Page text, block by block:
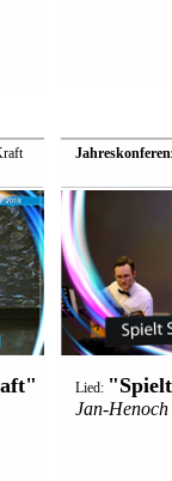
Lied:
Jan-Henoch